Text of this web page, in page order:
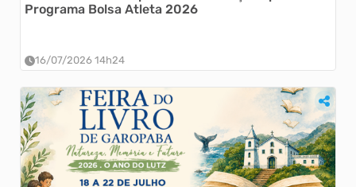
Programa Bolsa Atleta 2026
16/07/2026 14h24